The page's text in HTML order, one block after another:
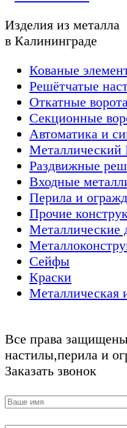
Изделия из металла
в Калининграде
Кованые
Решётчатые
Откатные
Секционные
Автоматика и
Раздвижные
Входные
Перила и
Прочие
Металлические
Сейфы
Краски
Металлическая
Все права
настилы,перила и
Заказать звонок